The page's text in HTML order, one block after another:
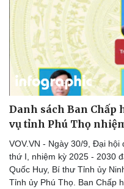
Danh sách Ban Chấp
vụ tỉnh Phú Thọ
VOV.VN - Ngày 30/9, Đại
thứ I, nhiệm kỳ 2025 - 2030
Quốc Huy, Bí thư Tỉnh ủy
Tỉnh ủy Phú Thọ. Ban Chấp